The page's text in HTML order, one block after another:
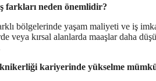
farkları neden önemlidir?
bölgelerinde yaşam maliyeti ve iş
veya kırsal alanlarda maaşlar daha
kariyerinde yükselme